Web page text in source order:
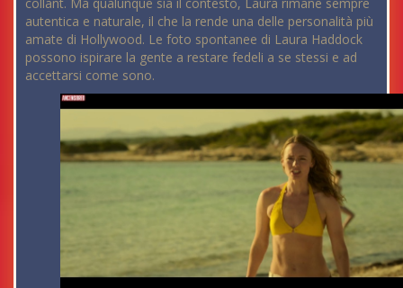
autentica e naturale, il che la rende una delle personalità più
amate di Hollywood. Le foto spontanee di Laura Haddock
possono ispirare la gente a restare fedeli a se stessi e ad
accettarsi come sono.